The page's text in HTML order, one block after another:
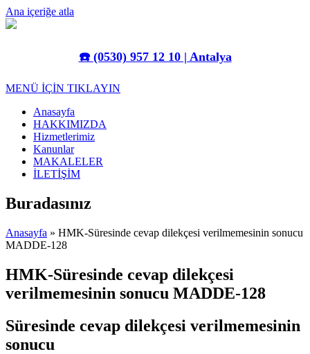
Ana içeriğe atla
☎️ (0530) 957 12 10 | Antalya
MENÜ İÇİN TIKLAYIN
Anasayfa
HAKKIMIZDA
Hizmetlerimiz
Kanunlar
MAKALELER
İLETİŞİM
Buradasınız
Anasayfa » HMK-Süresinde cevap dilekçesi verilmemesinin sonucu
MADDE-128
HMK-Süresinde cevap dilekçesi
verilmemesinin sonucu MADDE-128
Süresinde cevap dilekçesi verilmemesinin
sonucu